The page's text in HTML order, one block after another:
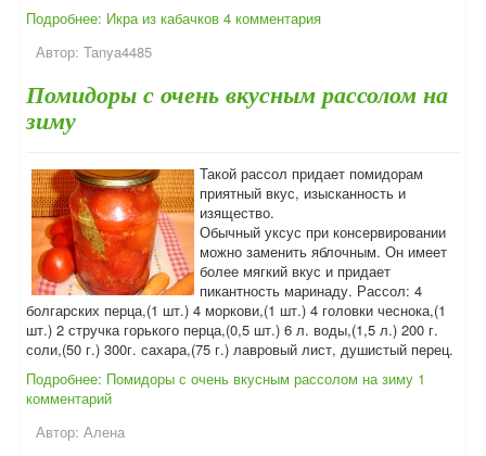
Подробнее: Икра из кабачков 4 комментария
Автор: Tanya4485
Помидоры с очень вкусным рассолом на
зиму
Такой рассол придает помидорам
приятный вкус, изысканность и
изящество.
Обычный уксус при консервировании
можно заменить яблочным. Он имеет
более мягкий вкус и придает
пикантность маринаду. Рассол: 4
болгарских перца,(1 шт.) 4 моркови,(1 шт.) 4 головки чеснока,(1
шт.) 2 стручка горького перца,(0,5 шт.) 6 л. воды,(1,5 л.) 200 г.
соли,(50 г.) 300г. сахара,(75 г.) лавровый лист, душистый перец.
Подробнее: Помидоры с очень вкусным рассолом на зиму 1
комментарий
Автор: Алена